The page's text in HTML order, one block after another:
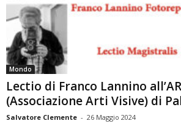
Mondo
Lectio di Franco Lannino
(Associazione Arti Visive) di
Salvatore Clemente - 26 Maggio 2024